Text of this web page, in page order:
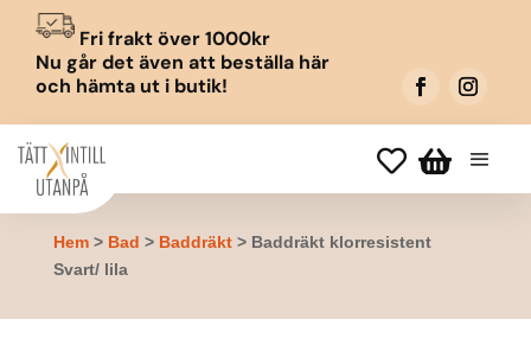
Fri frakt över 1000kr
Nu går det även att beställa här
och hämta ut i butik!
 
Hem> Bad > Baddräkt> Baddräkt klorresistent
Svart/ lila